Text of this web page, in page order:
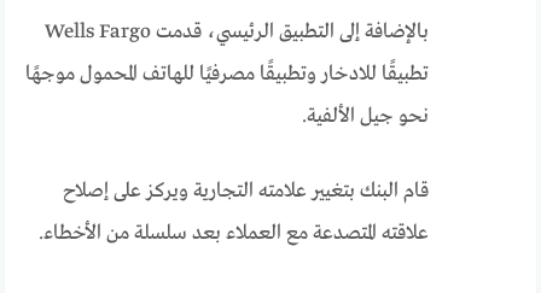
بالإضافة إلى التطبيق الرئيسي، قدمت Wells Fargo
تطبيقًا للادخار وتطبيقًا مصرفيًا للهاتف المحمول موجهًا
نحو جيل الألفية.
قام البنك بتغيير علامته التجارية ويركز على إصلاح
علاقته المتصدعة مع العملاء بعد سلسلة من الأخطاء.